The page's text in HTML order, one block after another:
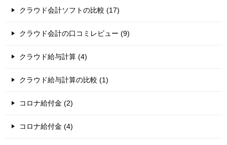
クラウド会計ソフトの比較 (17)
クラウド会計の口コミレビュー (9)
クラウド給与計算 (4)
クラウド給与計算の比較 (1)
コロナ給付金 (2)
コロナ給付金 (4)